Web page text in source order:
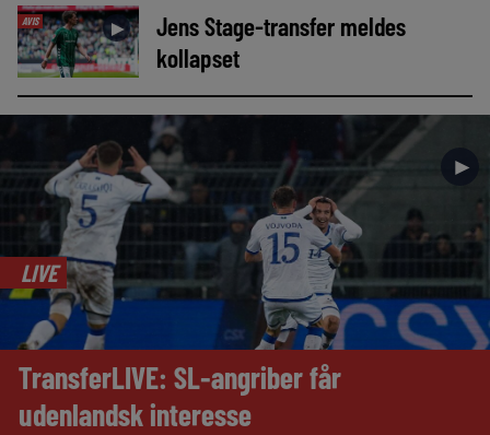
AVIS ►
Jens Stage-transfer meldes
kollapset
►
LIVE
TransferLIVE: SL-angriber får
udenlandsk interesse